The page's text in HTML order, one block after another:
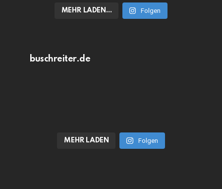
MEHR LADEN… Folgen
buschreiter.de
MEHR LADEN Folgen